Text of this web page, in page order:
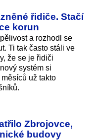
řidiče. Stačí
korun
a rozhodl se
Ti tak často stáli ve
že se je řidiči
systém si
už takto
Zbrojovce,
budovy